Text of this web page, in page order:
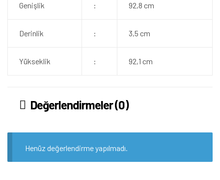
Genişlik : 92,8 cm
Derinlik : 3,5 cm
Yükseklik : 92,1 cm
Değerlendirmeler (0)
Henüz değerlendirme yapılmadı.